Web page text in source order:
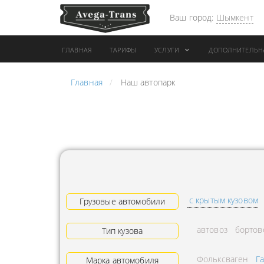
Ваш город: Шымкент
ГЛАВНАЯ ТАРИФЫ УСЛУГИ
АРЕНДА АВТОБУСА
ГРУЗОВАЯ ТЕХНИКА
ПЕРЕВОЗКА ТРУБ
АРЕНДА БУЛЬДОЗЕРА
Главная Наш автопарк
Грузовые автомобили с крытым кузовом
Тип кузова автовоз
Марка автомобиля Фольксваген